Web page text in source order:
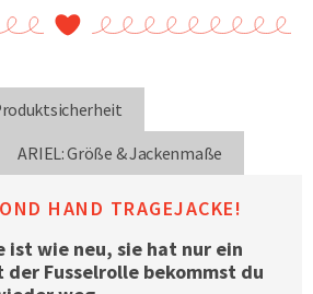
ARIEL: Größe & Jackenmaße
HAND TRAGEJACKE!
ist wie neu, sie hat nur ein
der Fusselrolle bekommst du